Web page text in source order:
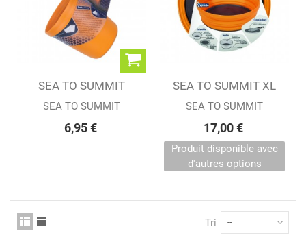
SEA TO SUMMIT
DELTA MUG
SEA TO SUMMIT
6,95 €
SEA TO SUMMIT XL
BOWL
SEA TO SUMMIT
17,00 €
Produit disponible avec
d'autres options
Tri --